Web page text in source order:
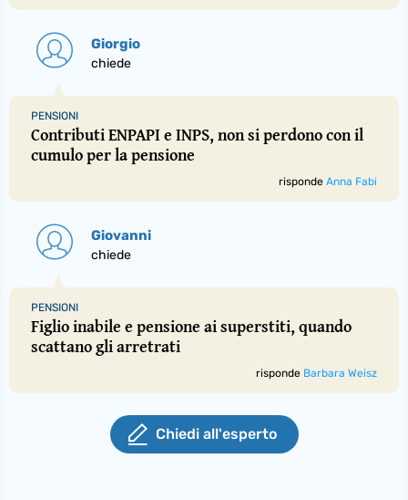
Giorgio
chiede
PENSIONI
Contributi ENPAPI e INPS, non si perdono con il
cumulo per la pensione
risponde Anna Fabi
Giovanni
chiede
PENSIONI
Figlio inabile e pensione ai superstiti, quando
scattano gli arretrati
risponde Barbara Weisz
Chiedi all'esperto